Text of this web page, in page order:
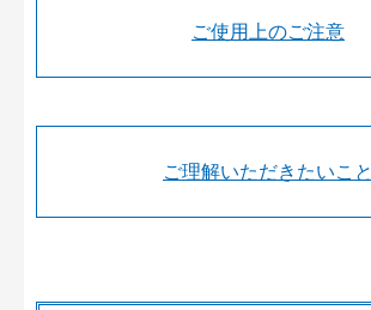
ご使用上のご注意
ご理解いただきたいこと